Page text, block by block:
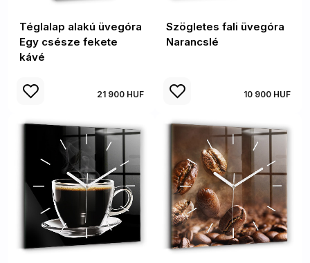
Téglalap alakú üvegóra
Egy csésze fekete
kávé
21 900 HUF
Szögletes fali üvegóra
Narancslé
10 900 HUF